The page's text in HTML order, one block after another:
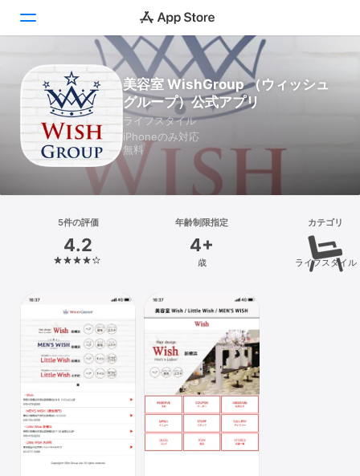
Today
ゲーム
アプリ
検索
プラットフォーム
iPhone
Vision
Watch
TV
美容室 WishGroup （ウィッシュ
グループ）公式アプリ
ライフスタイル
iPhoneのみ対応
無料
5件の評価
4.2
年齢制限指定
4+
歳
カテゴリ
ライフスタイル